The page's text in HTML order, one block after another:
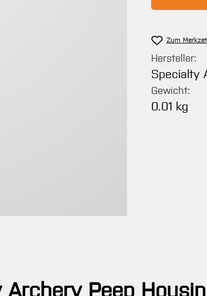
Zum
Hersteller:
Specialty
Gewicht:
0.01 kg
Peep